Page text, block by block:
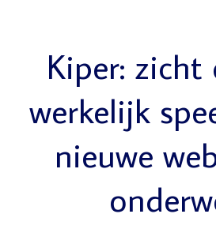
Kiper:
werkelijk
nieuwe